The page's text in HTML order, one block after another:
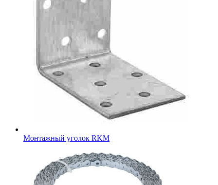
Монтажный уголок RKM